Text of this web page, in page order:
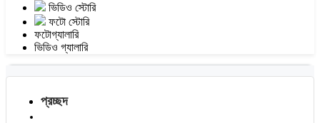
ভিডিও স্টোরি
ফটো স্টোরি
ফটোগ্যালারি
ভিডিও গ্যালারি
প্রচ্ছদ